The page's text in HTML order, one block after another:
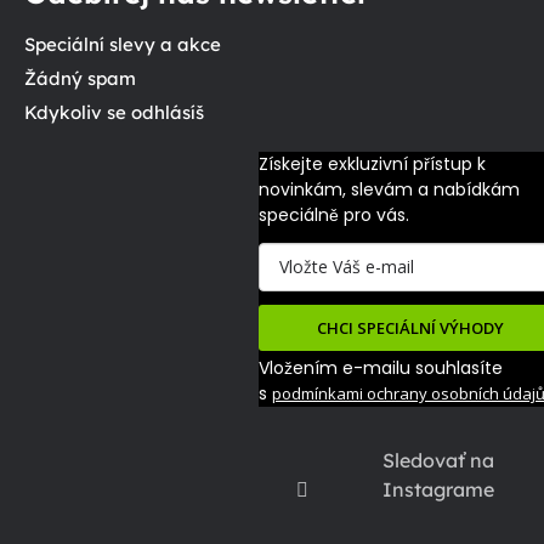
Sledovať na
Instagrame
Speciální slevy a akce
Žádný spam
Kdykoliv se odhlásíš
Získejte exkluzivní přístup k
novinkám, slevám a nabídkám
speciálně pro vás.
CHCI SPECIÁLNÍ VÝHODY
Vložením e-mailu souhlasíte
s podmínkami ochrany osobních údajů